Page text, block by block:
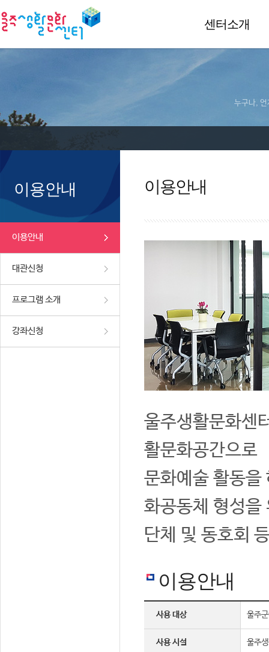
센터소개
누구나, 언
이용안내
이용안내
대관신청
프로그램 소개
강좌신청
이용안내
울주생활문화센
활문화공간으로
문화예술 활동을
화공동체 형성을
단체 및 동호회
이용안내
사용 대상 울주
사용 시설 울주